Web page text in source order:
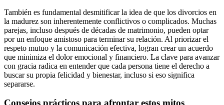
También es fundamental desmitificar la idea de que los divorcios en
la madurez son inherentemente conflictivos o complicados. Muchas
parejas, incluso después de décadas de matrimonio, pueden optar
por un enfoque amistoso para terminar su relación. Al priorizar el
respeto mutuo y la comunicación efectiva, logran crear un acuerdo
que minimiza el dolor emocional y financiero. La clave para avanzar
con gracia radica en entender que cada persona tiene el derecho a
buscar su propia felicidad y bienestar, incluso si eso significa
separarse.